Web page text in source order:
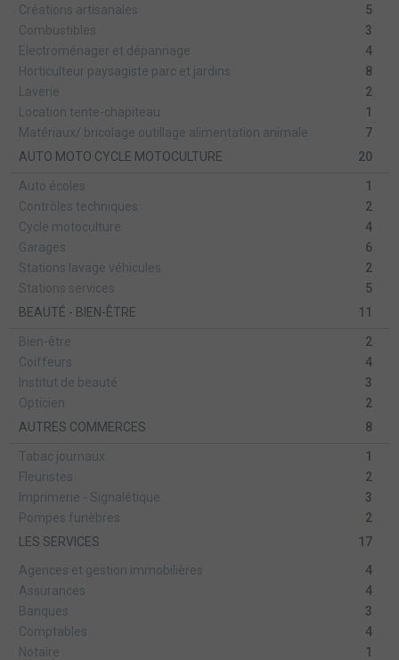
Créations artisanales
5
Combustibles
3
Electroménager et dépannage
4
Horticulteur paysagiste parc et jardins
8
Laverie
2
Location tente-chapiteau
1
Matériaux/ bricolage outillage alimentation animale
7
AUTO MOTO CYCLE MOTOCULTURE
20
Auto écoles
1
Contrôles techniques
2
Cycle motoculture
4
Garages
6
Stations lavage véhicules
2
Stations services
5
BEAUTÉ - BIEN-ÊTRE
11
Bien-être
2
Coiffeurs
4
Institut de beauté
3
Opticien
2
AUTRES COMMERCES
8
Tabac journaux
1
Fleuristes
2
Imprimerie - Signalétique
3
Pompes funèbres
2
LES SERVICES
17
Agences et gestion immobilières
4
Assurances
4
Banques
3
Comptables
4
Notaire
1